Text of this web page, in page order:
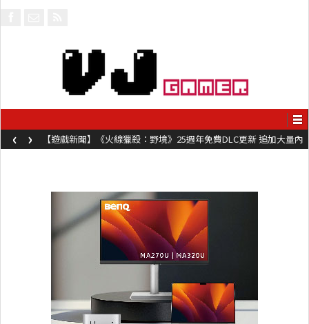
【遊戲新聞】《火線獵殺：野境》25週年免費DLC更新 追加大量內
容同時系舊作限時超平價折扣
‹ ›